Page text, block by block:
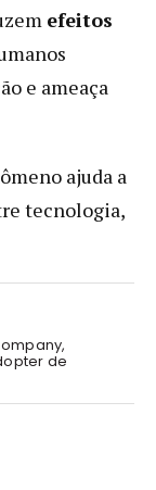
efeitos
e ameaça
ajuda a
tecnologia,
de